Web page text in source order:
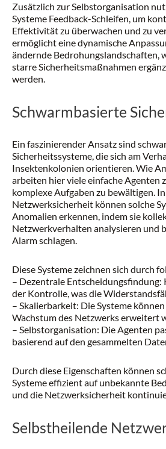
Zusätzlich zur Selbstorganisation
Systeme Feedback-Schleifen, um
Effektivität zu überwachen und zu
ermöglicht eine dynamische
ändernde Bedrohungslandschaften,
starre Sicherheitsmaßnahmen
werden.
Schwarmbasierte
Ein faszinierender Ansatz sind
Sicherheitssysteme, die sich am
Insektenkolonien orientieren. Wie
arbeiten hier viele einfache Agenten
komplexe Aufgaben zu bewältigen.
Netzwerksicherheit können solche
Anomalien erkennen, indem sie
Netzwerkverhalten analysieren und
Alarm schlagen.
Diese Systeme zeichnen sich durch
– Dezentrale Entscheidungsfindung:
der Kontrolle, was die
– Skalierbarkeit: Die Systeme
Wachstum des Netzwerks erweitert
– Selbstorganisation: Die Agenten
basierend auf den gesammelten
Durch diese Eigenschaften können
Systeme effizient auf unbekannte
und die Netzwerksicherheit
Selbstheilende